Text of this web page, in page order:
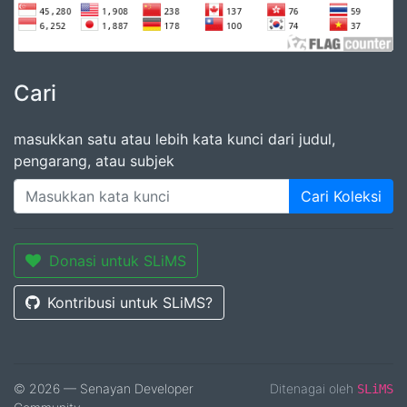
Cari
masukkan satu atau lebih kata kunci dari judul,
pengarang, atau subjek
Cari Koleksi
Donasi untuk SLiMS
Kontribusi untuk SLiMS?
© 2026 — Senayan Developer
Ditenagai oleh SLiMS